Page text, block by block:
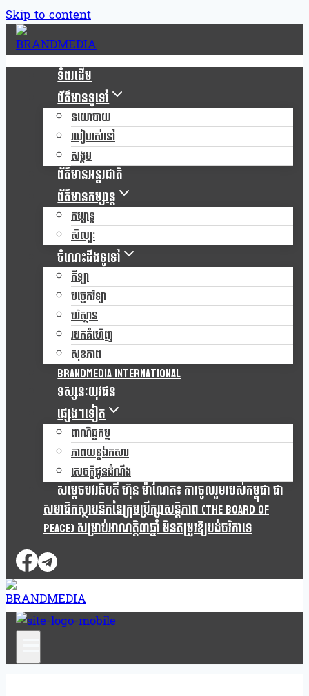
Skip to content
ទំពរដើម
ព័ត៌មានទូទៅ
នយោបាយ
របៀបរស់នៅ
សង្គម
ព័ត៌មានអន្តរជាតិ
ព័ត៌មានកម្សាន្ត
កម្សាន្ត
សិល្បៈ
ចំណេះដឹងទូទៅ
កីឡា
បច្ចេកវិទ្យា
បរិស្ថាន
របកគំហើញ
សុខភាព
Brandmedia international
ទស្សនៈយុវជន
ផ្សេងៗទៀត
ពាណិជ្ជកម្ម
ភាពយន្តឯកសារ
សេចក្តីជូនដំណឹង
សម្តេចបវរធិបតី ហ៊ុន ម៉ាណែត៖ ការចូលរួមរបស់កម្ពុជា ជា
សមាជិកស្ថាបនិកនៃក្រុមប្រឹក្សាសន្តិភាព (The Board Of
Peace) សម្រាប់អាណត្តិ៣ឆ្នាំ មិនតម្រូវឱ្យបង់ថវិកាទេ